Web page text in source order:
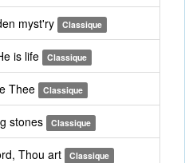
myst'ry Classique
is life Classique
Thee Classique
stones Classique
Thou art Classique